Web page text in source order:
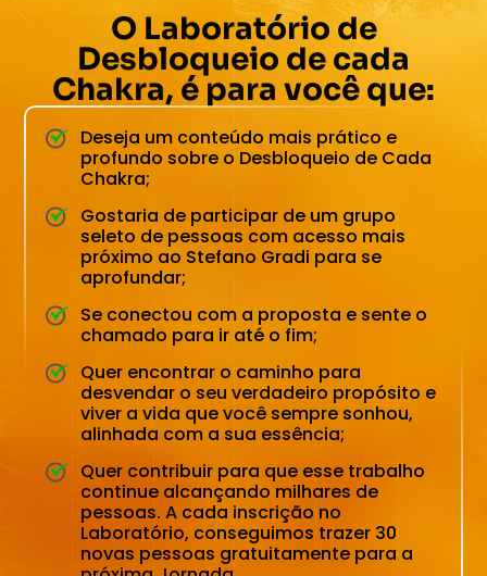
O Laboratório de
Desbloqueio de cada
Chakra, é para você que:
Deseja um conteúdo mais prático e
profundo sobre o Desbloqueio de Cada
Chakra;
Gostaria de participar de um grupo
seleto de pessoas com acesso mais
próximo ao Stefano Gradi para se
aprofundar;
Se conectou com a proposta e sente o
chamado para ir até o fim;
Quer encontrar o caminho para
desvendar o seu verdadeiro propósito e
viver a vida que você sempre sonhou,
alinhada com a sua essência;
Quer contribuir para que esse trabalho
continue alcançando milhares de
pessoas. A cada inscrição no
Laboratório, conseguimos trazer 30
novas pessoas gratuitamente para a